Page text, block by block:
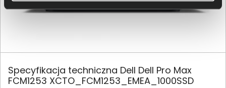
Specyfikacja techniczna Dell Dell Pro Max
FCM1253 XCTO_FCM1253_EMEA_1000SSD